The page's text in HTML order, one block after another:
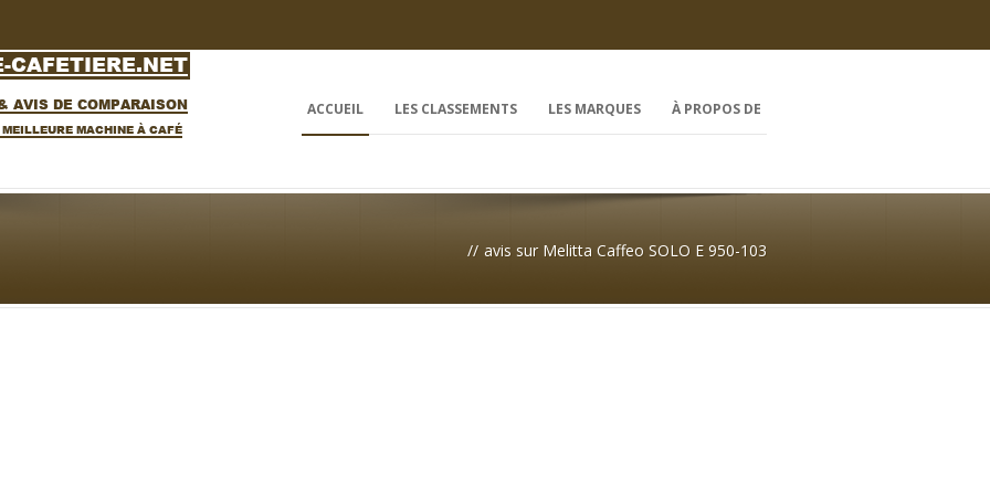
ACCUEIL LES CLASSEMENTS LES MARQUES À PROPOS DE
// avis sur Melitta Caffeo SOLO E 950-103